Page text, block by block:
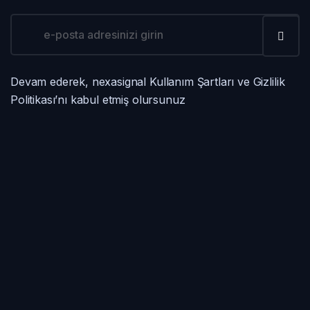
Devam ederek, nexasignal Kullanım Şartları ve Gizlilik
Politikası’nı kabul etmiş olursunuz